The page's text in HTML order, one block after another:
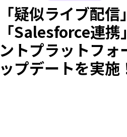
「疑似ライブ配
「Salesforce連
ントプラットフ
ップデートを実施